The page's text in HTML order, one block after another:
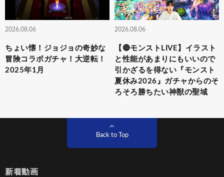
2026.08.06
ちょい懐！ジョジョの奇妙な
冒険コラボガチャ！大逆転！
2025年1月
2026.08.06
【🔴モンストLIVE】イラスト
と性能があまりにもいいので
引かざるを得ない『モンスト
夏休み2026』ガチャからのそ
ろそろ勝ちたい神獣の聖域
Back to Top
新着動画